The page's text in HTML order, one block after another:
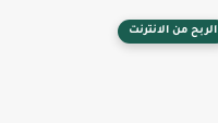
الربح من الانترنت